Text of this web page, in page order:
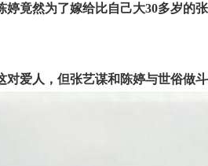
婷竟然为了嫁给比自己大30多岁的
对爱人，但张艺谋和陈婷与世俗做